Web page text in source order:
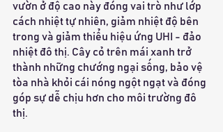
vườn ở độ cao này đóng vai trò như lớp
cách nhiệt tự nhiên, giảm nhiệt độ bên
trong và giảm thiểu hiệu ứng UHI - đảo
nhiệt đô thị. Cây cỏ trên mái xanh trở
thành những chướng ngại sống, bảo vệ
tòa nhà khỏi cái nóng ngột ngạt và đóng
góp sự dễ chịu hơn cho môi trường đô
thị.